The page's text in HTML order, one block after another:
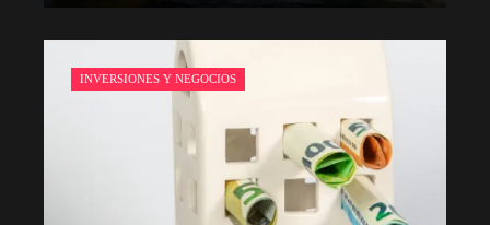
INVERSIONES Y NEGOCIOS